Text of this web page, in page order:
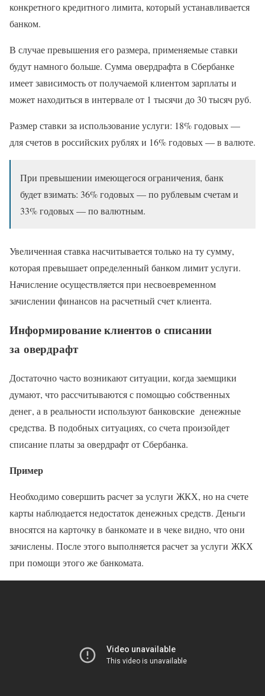
конкретного кредитного лимита, который устанавливается
банком.
В случае превышения его размера, применяемые ставки
будут намного больше. Сумма овердрафта в Сбербанке
имеет зависимость от получаемой клиентом зарплаты и
может находиться в интервале от 1 тысячи до 30 тысяч руб.
Размер ставки за использование услуги: 18% годовых —
для счетов в российских рублях и 16% годовых — в валюте.
При превышении имеющегося ограничения, банк
будет взимать: 36% годовых — по рублевым счетам и
33% годовых — по валютным.
Увеличенная ставка насчитывается только на ту сумму,
которая превышает определенный банком лимит услуги.
Начисление осуществляется при несвоевременном
зачислении финансов на расчетный счет клиента.
Информирование клиентов о списании
за овердрафт
Достаточно часто возникают ситуации, когда заемщики
думают, что рассчитываются с помощью собственных
денег, а в реальности используют банковские денежные
средства. В подобных ситуациях, со счета произойдет
списание платы за овердрафт от Сбербанка.
Пример
Необходимо совершить расчет за услуги ЖКХ, но на счете
карты наблюдается недостаток денежных средств. Деньги
вносятся на карточку в банкомате и в чеке видно, что они
зачислены. После этого выполняется расчет за услуги ЖКХ
при помощи этого же банкомата.